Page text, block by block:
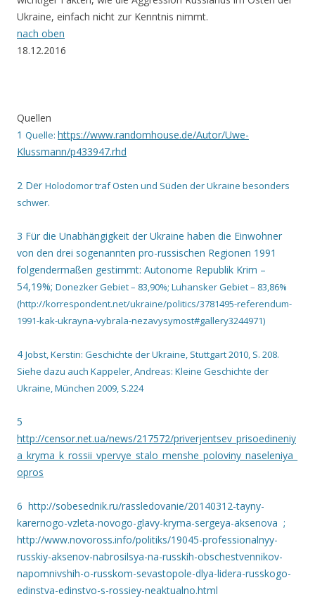
Ukraine, einfach nicht zur Kenntnis nimmt.
nach oben
18.12.2016
Quellen
1 Quelle: https://www.randomhouse.de/Autor/Uwe-
Klussmann/p433947.rhd
2 Der Holodomor traf Osten und Süden der Ukraine besonders
schwer.
3 Für die Unabhängigkeit der Ukraine haben die Einwohner
von den drei sogenannten pro-russischen Regionen 1991
folgendermaßen gestimmt: Autonome Republik Krim –
54,19%; Donezker Gebiet – 83,90%; Luhansker Gebiet – 83,86%
(http://korrespondent.net/ukraine/politics/3781495-referendum-
1991-kak-ukrayna-vybrala-nezavysymost#gallery3244971)
4 Jobst, Kerstin: Geschichte der Ukraine, Stuttgart 2010, S. 208.
Siehe dazu auch Kappeler, Andreas: Kleine Geschichte der
Ukraine, München 2009, S.224
5
http://censor.net.ua/news/217572/priverjentsev_prisoedineniy
a_kryma_k_rossii_vpervye_stalo_menshe_poloviny_naseleniya_
opros
6 http://sobesednik.ru/rassledovanie/20140312-tayny-
karernogo-vzleta-novogo-glavy-kryma-sergeya-aksenova ;
http://www.novoross.info/politiks/19045-professionalnyy-
russkiy-aksenov-nabrosilsya-na-russkih-obschestvennikov-
napomnivshih-o-russkom-sevastopole-dlya-lidera-russkogo-
edinstva-edinstvo-s-rossiey-neaktualno.html